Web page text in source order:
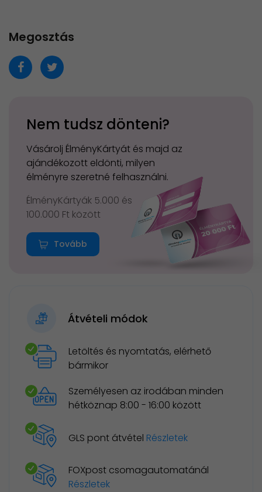
Megosztás
Nem tudsz dönteni?
Vásárolj ÉlményKártyát és majd az
ajándékozott eldönti, milyen
élményre szeretné felhasználni.
ÉlményKártyák 5.000 és
100.000 Ft között
Tovább
Átvételi módok
Letöltés és nyomtatás, elérhető
bármikor
Személyesen az irodában minden
hétköznap 8:00 - 16:00 között
GLS pont átvétel Részletek
FOXpost csomagautomatánál
Részletek